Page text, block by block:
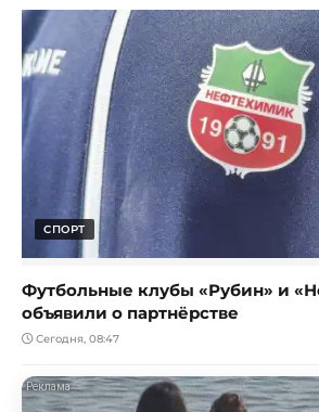
СПОРТ
Футбольные клубы «Рубин» и
объявили о партнёрстве
Сегодня, 08:47